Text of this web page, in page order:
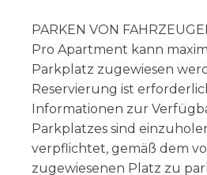
PARKEN VON
Pro Apartment kann
Parkplatz zugewiesen
Reservierung ist
Informationen zur
Parkplatzes sind
verpflichtet, gemäß dem
zugewiesenen Platz zu